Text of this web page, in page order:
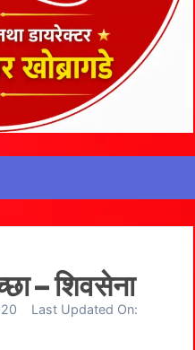
– शिवसेना
Last Updated On: